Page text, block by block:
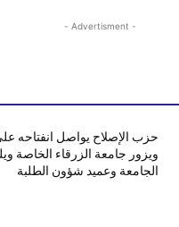
- Advertisment -
حزب الإصلاح يواصل انفتاحه
ويزور جامعة الزرقاء الخاصة
الجامعة وعميد شؤون الطلبة